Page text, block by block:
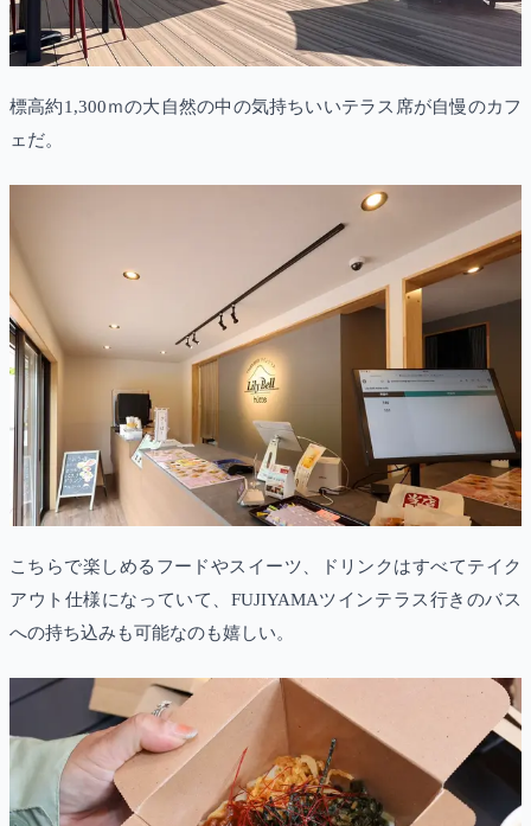
標高約1,300ｍの大自然の中の気持ちいいテラス席が自慢のカフ
ェだ。
こちらで楽しめるフードやスイーツ、ドリンクはすべてテイク
アウト仕様になっていて、FUJIYAMAツインテラス行きのバス
への持ち込みも可能なのも嬉しい。